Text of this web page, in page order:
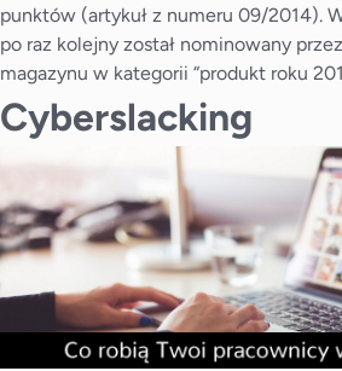
punktów (artykuł z numeru 09/2014).
po raz kolejny został nominowany
magazynu w kategorii “produkt roku
Cyberslacking